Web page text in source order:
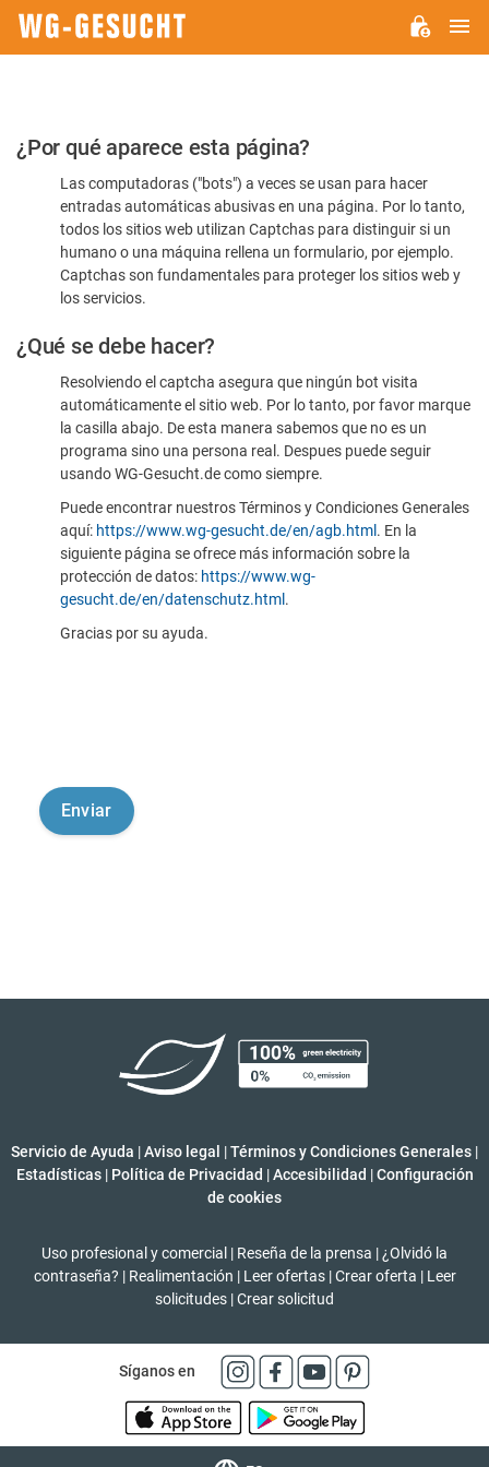
Por
favor,
confirme
humano
¿Por qué aparece esta página?
Las computadoras ("bots") a veces se usan para hacer
entradas automáticas abusivas en una página. Por lo tanto,
todos los sitios web utilizan Captchas para distinguir si un
humano o una máquina rellena un formulario, por ejemplo.
Captchas son fundamentales para proteger los sitios web y
los servicios.
¿Qué se debe hacer?
Resolviendo el captcha asegura que ningún bot visita
automáticamente el sitio web. Por lo tanto, por favor marque
la casilla abajo. De esta manera sabemos que no es un
programa sino una persona real. Despues puede seguir
usando WG-Gesucht.de como siempre.
Puede encontrar nuestros Términos y Condiciones Generales
aquí: https://www.wg-gesucht.de/en/agb.html . En la
siguiente página se ofrece más información sobre la
protección de datos: https://www.wg-
gesucht.de/en/datenschutz.html .
Gracias por su ayuda.
Servicio de Ayuda |Aviso legal |Términos y Condiciones Generales |
Estadísticas | Política de Privacidad | Accesibilidad | Configuración
de cookies
Uso profesional y comercial | Reseña de la prensa | ¿Olvidó la
contraseña? | Realimentación | Leer ofertas | Crear oferta | Leer
solicitudes |Crear solicitud
Síganos en